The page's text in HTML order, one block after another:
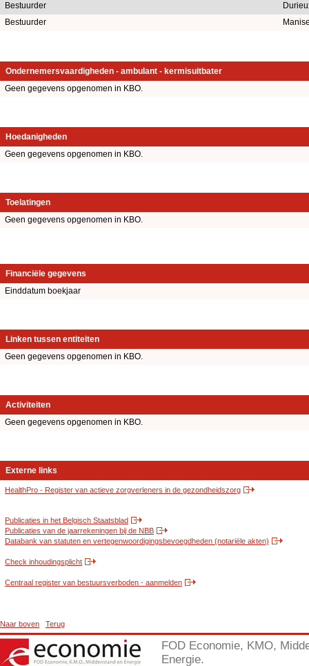
Bestuurder
Bestuurder
Ondernemersvaardigheden - ambulant - kermisuitbater
Geen gegevens opgenomen in KBO.
Hoedanigheden
Geen gegevens opgenomen in KBO.
Toelatingen
Geen gegevens opgenomen in KBO.
Financiële gegevens
Einddatum boekjaar
Linken tussen entiteiten
Geen gegevens opgenomen in KBO.
Activiteiten
Geen gegevens opgenomen in KBO.
Externe links
HealthPro - Register van actieve zorgverleners in de gezondheidszorg
Publicaties in het Belgisch Staatsblad
Publicaties van de jaarrekeningen bij de NBB
Databank van statuten en vertegenwoordigingsbevoegdheden (notariële akten)
Check inhoudingsplicht
Centraal register van bestuursverboden - aanmelden
Naar boven Terug
FOD Economie, KMO,
Energie.